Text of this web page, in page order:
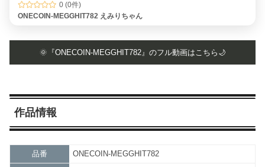
0 (0件)
ONECOIN-MEGGHIT782 えみりちゃん
🌞『ONECOIN-MEGGHIT782』のフル動画はこちら🌙
作品情報
品番 ONECOIN-MEGGHIT782